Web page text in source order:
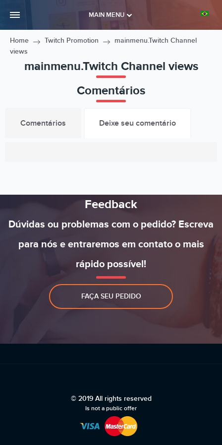
MAIN MENU
Home Twitch Promotion
mainmenu.Twitch Channel
views
mainmenu.Twitch Channel views
Comentários
Comentários Deixe seu comentário
Feedback
Dúvidas ou problemas com o pedido? Escreva
para nós e entraremos em contato o mais
rápido possível!
FAÇA SEU PEDIDO
© 2019 All rights reserved
Is not a public offer